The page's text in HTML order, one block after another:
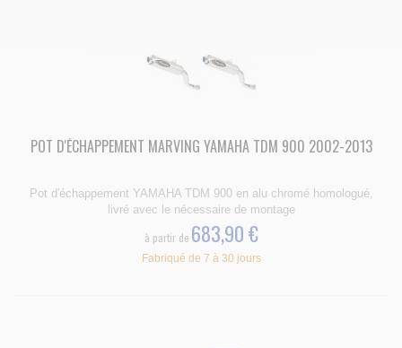
POT D'ÉCHAPPEMENT MARVING YAMAHA TDM 900 2002-2013
Pot d'échappement YAMAHA TDM 900 en alu chromé homologué,
livré avec le nécessaire de montage
à partir de 683,90 €
Fabriqué de 7 à 30 jours